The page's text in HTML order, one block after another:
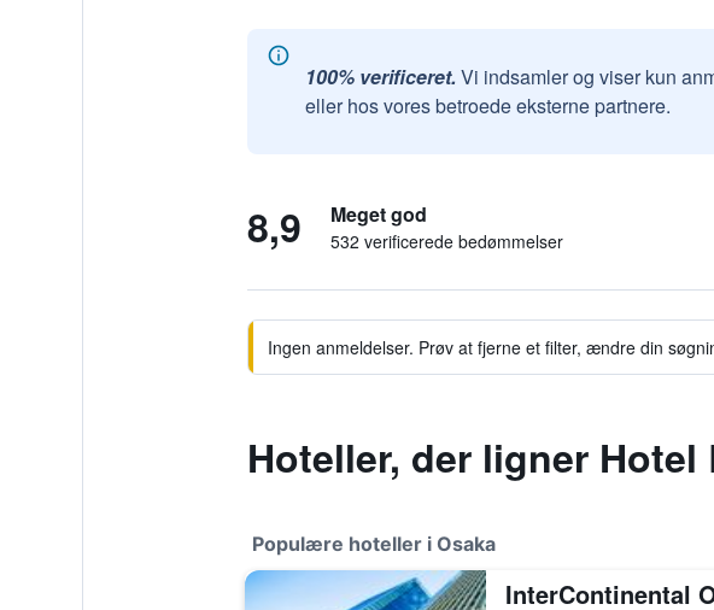
100% verificeret. Vi indsamler og viser kun
eller hos vores betroede eksterne partnere.
8,9 Meget god
532 verificerede bedømmelser
Ingen anmeldelser. Prøv at fjerne et filter, ændre din
Hoteller, der ligner
Populære hoteller i Osaka